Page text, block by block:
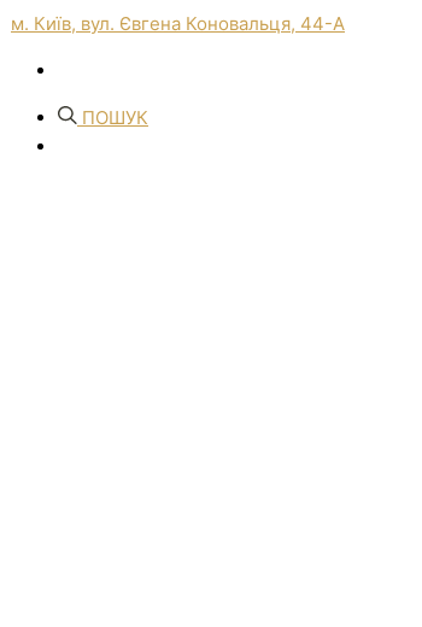
м. Київ, вул. Євгена Коновальця, 44-А
ПОШУК